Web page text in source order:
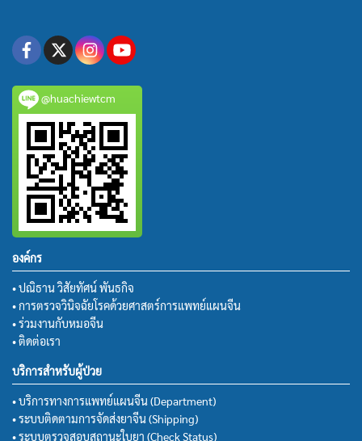
@huachiewtcm
องค์กร
• ปณิธาน วิสัยทัศน์ พันธกิจ
• การตรวจวินิจฉัยโรคด้วยศาสตร์การแพทย์แผนจีน
• ร่วมงานกับหมอจีน
• ติดต่อเรา
บริการสำหรับผู้ป่วย
• บริการทางการแพทย์แผนจีน (Department)
• ระบบติดตามการจัดส่งยาจีน (Shipping)
• ระบบตรวจสอบสถานะใบยา (Check Status)